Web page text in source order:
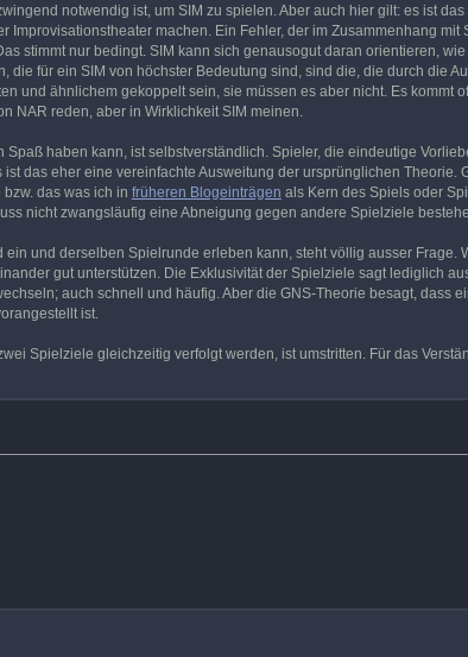
notwendig ist, um SIM zu spielen. Aber auch hier gilt: es ist
Improvisationstheater machen. Ein Fehler, der im Zusammenhang
stimmt nur bedingt. SIM kann sich genausogut daran orientieren,
die für ein SIM von höchster Bedeutung sind, sind die, die durch die
und ähnlichem gekoppelt sein, sie müssen es aber nicht. Es kommt
NAR reden, aber in Wirklichkeit SIM meinen.
haben kann, ist selbstverständlich. Spieler, die eindeutige
das eher eine vereinfachte Ausweitung der ursprünglichen Theorie.
das was ich in früheren Blogeinträgen als Kern des Spiels oder
nicht zwangsläufig eine Abneigung gegen andere Spielziele
ein und derselben Spielrunde erleben kann, steht völlig ausser
gut unterstützen. Die Exklusivität der Spielziele sagt lediglich
auch schnell und häufig. Aber die GNS-Theorie besagt, dass
ist.
Spielziele gleichzeitig verfolgt werden, ist umstritten. Für das